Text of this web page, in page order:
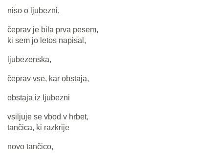
niso o ljubezni,
čeprav je bila prva pesem,
ki sem jo letos napisal,
ljubezenska,
čeprav vse, kar obstaja,
obstaja iz ljubezni
vsiljuje se vbod v hrbet,
tančica, ki razkrije
novo tančico,